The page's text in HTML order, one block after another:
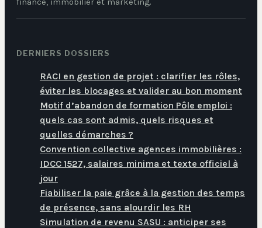
DERNIERS DOSSIERS
RACI en gestion de projet : clarifier les rôles,
éviter les blocages et valider au bon moment
Motif d’abandon de formation Pôle emploi :
quels cas sont admis, quels risques et
quelles démarches ?
Convention collective agences immobilières :
IDCC 1527, salaires minima et texte officiel à
jour
Fiabiliser la paie grâce à la gestion des temps
de présence, sans alourdir les RH
Simulation de revenu SASU : anticiper ses